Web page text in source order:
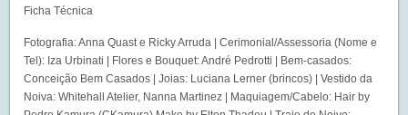
Ficha Técnica
Fotografia: Anna Quast e Ricky Arruda | Cerimonial/Assessoria (Nome e
Tel): Iza Urbinati | Flores e Bouquet: André Pedrotti | Bem-casados:
Conceição Bem Casados | Joias: Luciana Lerner (brincos) | Vestido da
Noiva: Whitehall Atelier, Nanna Martinez | Maquiagem/Cabelo: Hair by